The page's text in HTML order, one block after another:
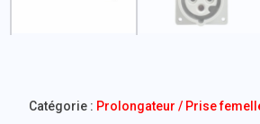
Catégorie : Prolongateur / Prise